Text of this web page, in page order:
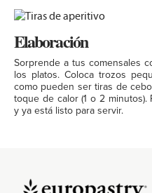
Elaboración
Sorprende a tus comensales
los platos. Coloca trozos
como pueden ser tiras de
toque de calor (1 o 2
y ya está listo para servir.